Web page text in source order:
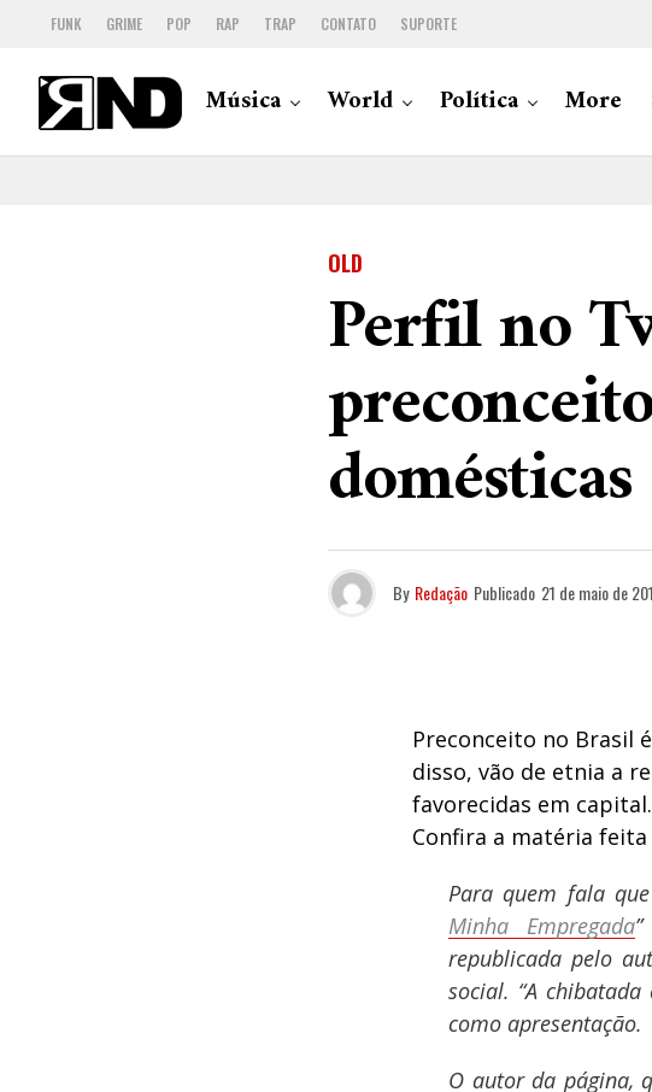
FUNK GRIME POP RAP TRAP CONTATO SUPORTE
Música World Política More
OLD
Perfil no
domésticas
By Redação Publicado 21 de maio de
Preconceito no Brasil
disso, vão de etnia a
favorecidas em capital.
Confira a matéria
Para quem fala
Minha Empregada
republicada pelo
social. “A
como apresentação.
O autor da página,